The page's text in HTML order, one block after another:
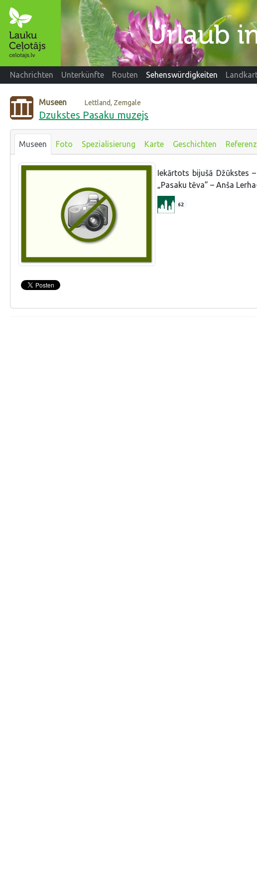
Nachrichten Unterkünfte Routen Sehenswürdigkeiten
Museen Lettland, Zemgale
Dzukstes Pasaku muzejs
Museen Foto Spezialisierung Karte Geschichten
Iekārtots bijušā Džūkstes
„Pasaku tēva” – Anša
62